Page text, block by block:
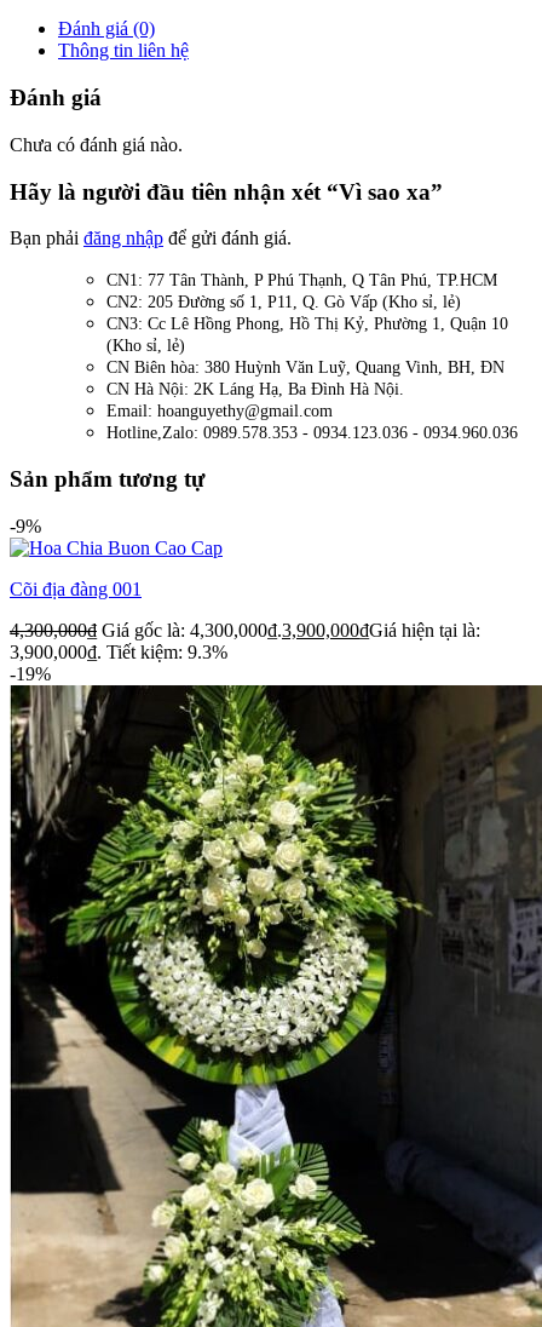
Đánh giá (0)
Thông tin liên hệ
Đánh giá
Chưa có đánh giá nào.
Hãy là người đầu tiên nhận xét “Vì sao xa”
Bạn phải đăng nhập để gửi đánh giá.
CN1: 77 Tân Thành, P Phú Thạnh, Q Tân Phú, TP.HCM
CN2: 205 Đường số 1, P11, Q. Gò Vấp (Kho sỉ, lẻ)
CN3: Cc Lê Hồng Phong, Hồ Thị Kỷ, Phường 1, Quận 10
(Kho sỉ, lẻ)
CN Biên hòa: 380 Huỳnh Văn Luỹ, Quang Vinh, BH, ĐN
CN Hà Nội: 2K Láng Hạ, Ba Đình Hà Nội.
Email: hoanguyethy@gmail.com
Hotline,Zalo: 0989.578.353 - 0934.123.036 - 0934.960.036
Sản phẩm tương tự
-9%
Cõi địa đàng 001
4,300,000₫ Giá gốc là: 4,300,000₫.3,900,000₫Giá hiện tại là:
3,900,000₫. Tiết kiệm: 9.3%
-19%